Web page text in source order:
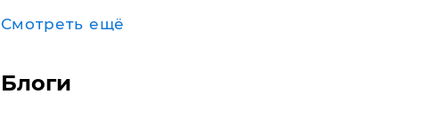
Смотреть ещё
Блоги